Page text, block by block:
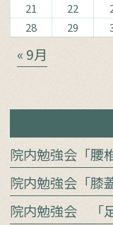
21
22
28
29
« 9月
院内勉強会「腰
院内勉強会「膝
院内勉強会 「